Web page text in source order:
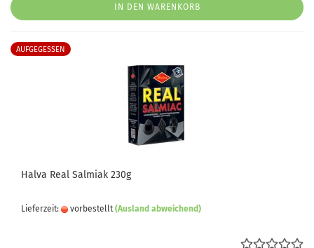
IN DEN WARENKORB
AUFGEGESSEN
Halva Real Salmiak 230g
Lieferzeit: vorbestellt (Ausland abweichend)